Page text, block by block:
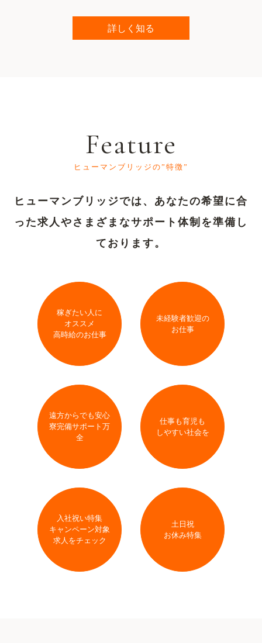
詳しく知る
Feature
ヒューマンブリッジの”特徴”
ヒューマンブリッジでは、あなたの希望に合
った求人や さまざまなサポート体制を準備し
ております。
稼ぎたい人に
オススメ
高時給のお仕事
未経験者歓迎の
お仕事
遠方からでも安心
寮完備サポート万
全
仕事も育児も
しやすい社会を
入社祝い特集
キャンペーン対象
求人をチェック
土日祝
お休み特集